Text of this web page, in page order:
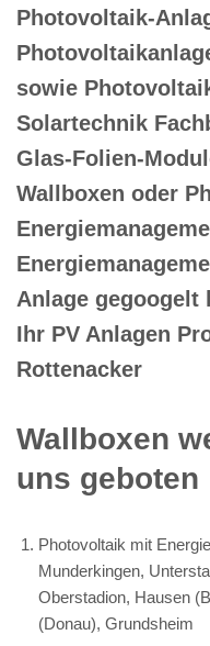
Photovoltaik-
sowie
Solartechnik
Glas-Folien-
Wallboxen oder
Anlage gegoogelt
Ihr PV Anlagen
Rottenacker
Wallboxen
uns geboten
Photovoltaik mit
Munderkingen,
Oberstadion, Hausen
(Donau), Grundsheim